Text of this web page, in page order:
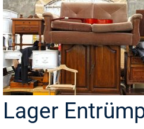
Lager